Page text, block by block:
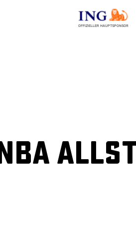
OFFIZIELLER HAUPTSPONSOR